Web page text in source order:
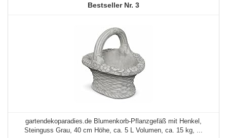
3
gartendekoparadies.de Blumenkorb-Pflanzgefäß mit Henkel,
Steinguss Grau, 40 cm Höhe, ca. 5 L Volumen, ca. 15 kg, ...